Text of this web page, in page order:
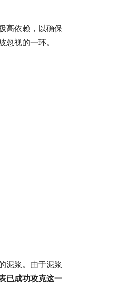
高依赖，以确保
视的一环。
浆。由于泥浆
已成功攻克这一